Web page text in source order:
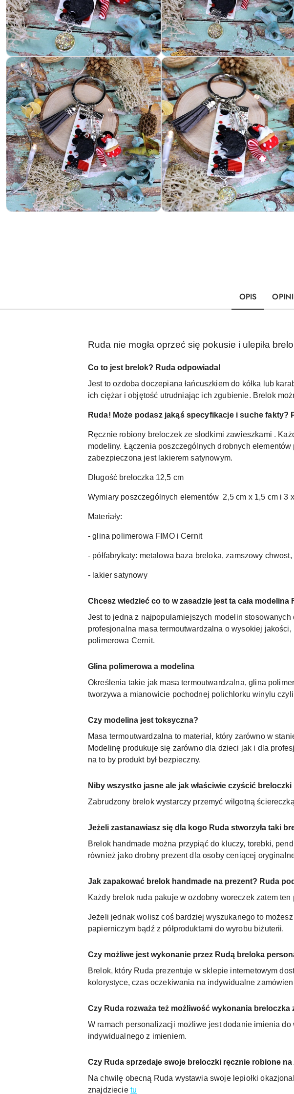
OPIS
Ruda nie mogła oprzeć się pokusie i ulepiła
Co to jest brelok? Ruda odpowiada!
Jest to ozdoba doczepiana łańcuszkiem do kółka lub
ich ciężar i objętość utrudniając ich zgubienie. Brelok
Ruda! Może podasz jakąś specyfikacje i suche fakty?
Ręcznie robiony breloczek ze słodkimi zawieszkami .
modeliny. Łączenia poszczególnych drobnych
zabezpieczona jest lakierem satynowym.
Długość breloczka 12,5 cm
Wymiary poszczególnych elementów 2,5 cm x 1,5 cm i 3
Materiały:
- glina polimerowa FIMO i Cernit
- półfabrykaty: metalowa baza breloka, zamszowy
- lakier satynowy
Chcesz wiedzieć co to w zasadzie jest ta cała modelina
Jest to jedna z najpopularniejszych modelin
profesjonalna masa termoutwardzalna o wysokiej
polimerowa Cernit.
Glina polimerowa a modelina
Określenia takie jak masa termoutwardzalna, glina
tworzywa a mianowicie pochodnej polichlorku winylu
Czy modelina jest toksyczna?
Masa termoutwardzalna to materiał, który zarówno w
Modelinę produkuje się zarówno dla dzieci jak i dla
na to by produkt był bezpieczny.
Niby wszystko jasne ale jak właściwie czyścić
Zabrudzony brelok wystarczy przemyć wilgotną
Jeżeli zastanawiasz się dla kogo Ruda stworzyła taki
Brelok handmade można przypiąć do kluczy, torebki,
również jako drobny prezent dla osoby ceniącej
Jak zapakować brelok handmade na prezent? Ruda
Każdy brelok ruda pakuje w ozdobny woreczek zatem ten
Jeżeli jednak wolisz coś bardziej wyszukanego to
papierniczym bądź z półproduktami do wyrobu biżuterii.
Czy możliwe jest wykonanie przez Rudą breloka
Brelok, który Ruda prezentuje w sklepie internetowym
kolorystyce, czas oczekiwania na indywidualne
Czy Ruda rozważa też możliwość wykonania breloczka
W ramach personalizacji możliwe jest dodanie imienia
indywidualnego z imieniem.
Czy Ruda sprzedaje swoje breloczki ręcznie robione
Na chwilę obecną Ruda wystawia swoje lepiołki
znajdziecie tu